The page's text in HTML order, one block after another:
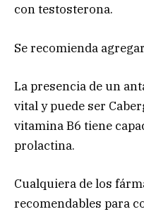
con testosterona.
Se recomienda
La presencia de un
vital y puede ser
vitamina B6 tiene
prolactina.
Cualquiera de los
recomendables para